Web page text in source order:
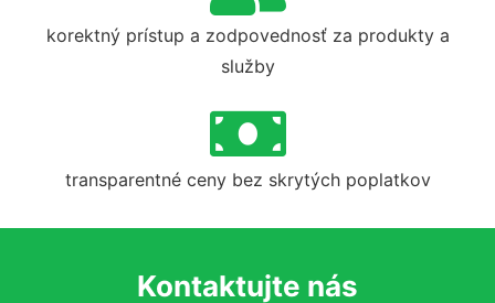
korektný prístup a zodpovednosť za produkty a
služby
transparentné ceny bez skrytých poplatkov
Kontaktujte nás